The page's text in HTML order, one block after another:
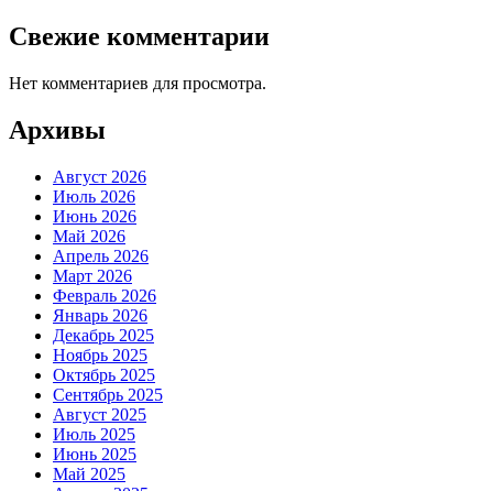
Свежие комментарии
Нет комментариев для просмотра.
Архивы
Август 2026
Июль 2026
Июнь 2026
Май 2026
Апрель 2026
Март 2026
Февраль 2026
Январь 2026
Декабрь 2025
Ноябрь 2025
Октябрь 2025
Сентябрь 2025
Август 2025
Июль 2025
Июнь 2025
Май 2025